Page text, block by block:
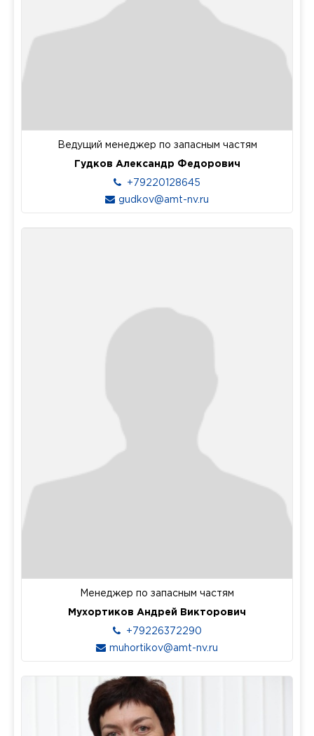
Ведущий менеджер по запасным частям
Гудков Александр Федорович
+79220128645
gudkov@amt-nv.ru
Менеджер по запасным частям
Мухортиков Андрей Викторович
+79226372290
muhortikov@amt-nv.ru